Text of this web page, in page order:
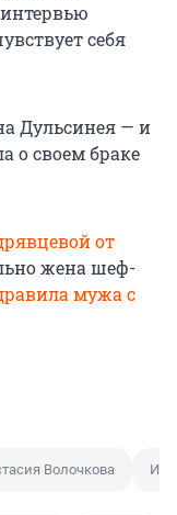
себя
Дульсинея — и
о своем браке
от
жена шеф-
мужа с
Волочкова